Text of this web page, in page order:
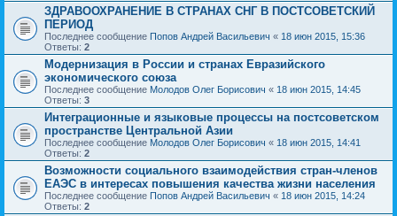
ЗДРАВООХРАНЕНИЕ В СТРАНАХ СНГ В ПОСТСОВЕТСКИЙ
ПЕРИОД
Последнее сообщение Попов Андрей Васильевич « 18 июн 2015, 15:36
Ответы: 2
Модернизация в России и странах Евразийского
экономического союза
Последнее сообщение Молодов Олег Борисович « 18 июн 2015, 14:45
Ответы: 3
Интеграционные и языковые процессы на постсоветском
пространстве Центральной Азии
Последнее сообщение Молодов Олег Борисович « 18 июн 2015, 14:41
Ответы: 2
Возможности социального взаимодействия стран-членов
ЕАЭС в интересах повышения качества жизни населения
Последнее сообщение Попов Андрей Васильевич « 18 июн 2015, 14:24
Ответы: 2